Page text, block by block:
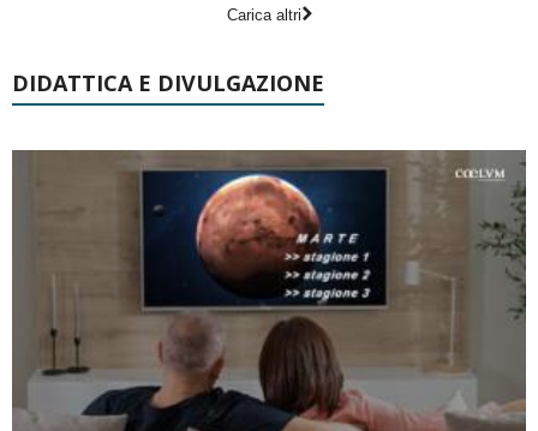
Carica altri
DIDATTICA E DIVULGAZIONE